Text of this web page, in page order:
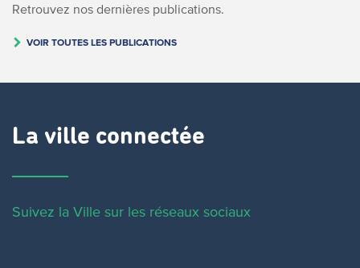
Retrouvez nos dernières publications.
VOIR TOUTES LES PUBLICATIONS
La ville connectée
Suivez la Ville sur les réseaux sociaux